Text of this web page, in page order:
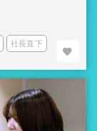
社長直下